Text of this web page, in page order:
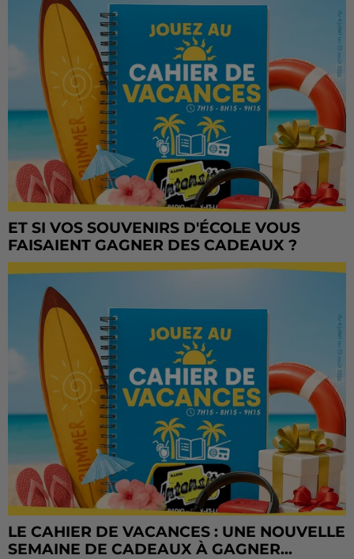
ET SI VOS SOUVENIRS D'ÉCOLE VOUS
FAISAIENT GAGNER DES CADEAUX ?
LE CAHIER DE VACANCES : UNE NOUVELLE
SEMAINE DE CADEAUX À GAGNER...